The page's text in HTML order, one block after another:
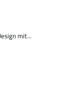
mit...